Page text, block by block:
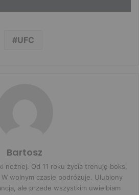
UFC
Bartosz
nożnej. Od 11 roku życia trenuję boks,
wolnym czasie podróżuje. Ulubiony
ale przede wszystkim uwielbiam